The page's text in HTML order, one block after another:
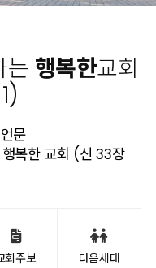
는 행복한교회
문
복한 교회 (신 33장
회주보 다음세대